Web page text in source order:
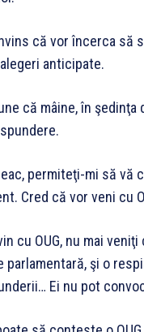
că vor încerca să
anticipate.
că mâine, în şedinţa
permiteţi-mi să vă
Cred că vor veni cu
cu OUG, nu mai
parlamentară, şi o
Ei nu pot